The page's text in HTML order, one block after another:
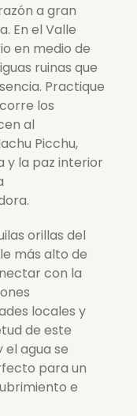
a gran
En el Valle
en medio de
ruinas que
Practique
los
al
Picchu,
y la paz interior
orillas del
más alto de
con la
locales y
de este
el agua se
para un
e